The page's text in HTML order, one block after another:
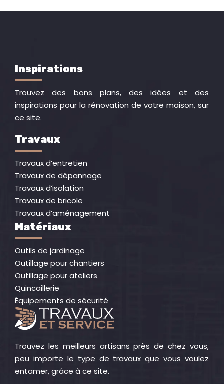
Inspirations
Trouvez des bons plans, des idées et des
inspirations pour la rénovation de votre maison, sur
ce site.
Travaux
Travaux d’entretien
Travaux de dépannage
Travaux d’isolation
Travaux de bricole
Travaux d’aménagement
Matériaux
Outils de jardinage
Outillage pour chantiers
Outillage pour ateliers
Quincaillerie
Équipements de sécurité
Trouvez les meilleurs artisans près de chez vous,
peu importe le type de travaux que vous voulez
entamer, grâce à ce site.